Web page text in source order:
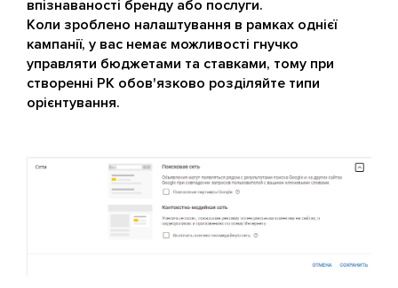
впізнаваності бренду або послуги.
Коли зроблено налаштування в рамках однієї
кампанії, у вас немає можливості гнучко
управляти бюджетами та ставками, тому при
створенні РК обов'язково розділяйте типи
орієнтування.